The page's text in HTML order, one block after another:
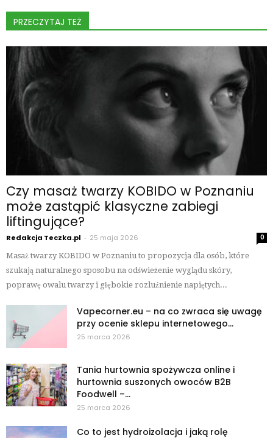
PRZECZYTAJ TEŻ
Czy masaż twarzy KOBIDO w Poznaniu
może zastąpić klasyczne zabiegi
liftingujące?
Redakcja Teczka.pl - 25 maja 2026
0
Masaż twarzy KOBIDO w Poznaniu to propozycja dla osób, które
szukają naturalnego sposobu na odświeżenie wyglądu skóry,
poprawę owalu twarzy i głębokie rozluźnienie napiętych...
Vapecorner.eu – na co zwraca się uwagę
przy ocenie sklepu internetowego...
25 marca 2026
Tania hurtownia spożywcza online i
hurtownia suszonych owoców B2B
Foodwell –...
25 marca 2026
Co to jest hydroizolacja i jaką rolę